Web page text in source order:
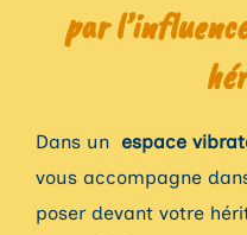
par
Dans un espace
vous accompagne
poser devant votre